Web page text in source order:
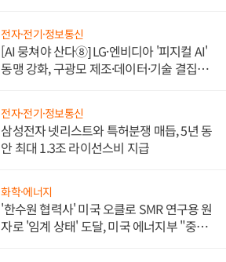
전자·전기·정보통신
[AI 뭉쳐야 산다⑧] LG·엔비디아 '피지컬 AI'
동맹 강화, 구광모 제조·데이터·기술 결집
전자·전기·정보통신
삼성전자 넷리스트와 특허분쟁 매듭, 5년 동
안 최대 1.3조 라이선스비 지급
화학·에너지
'한수원 협력사' 미국 오클로 SMR 연구용 원
자로 '임계 상태' 도달, 미국 에너지부 "중요